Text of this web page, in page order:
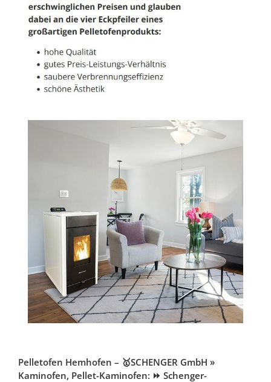
Pelletofen Hemhofen – 🥇SCHENGER GmbH »
Kaminofen, Pellet-Kaminofen: ⏩ Schenger-